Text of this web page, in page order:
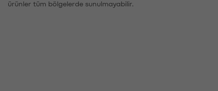
ürünler tüm bölgelerde sunulmayabilir.